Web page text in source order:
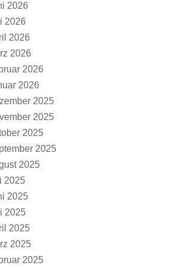
2026
2026
2026
2026
2026
2026
2025
2025
2025
2025
2025
2025
2025
2025
2025
2025
2025